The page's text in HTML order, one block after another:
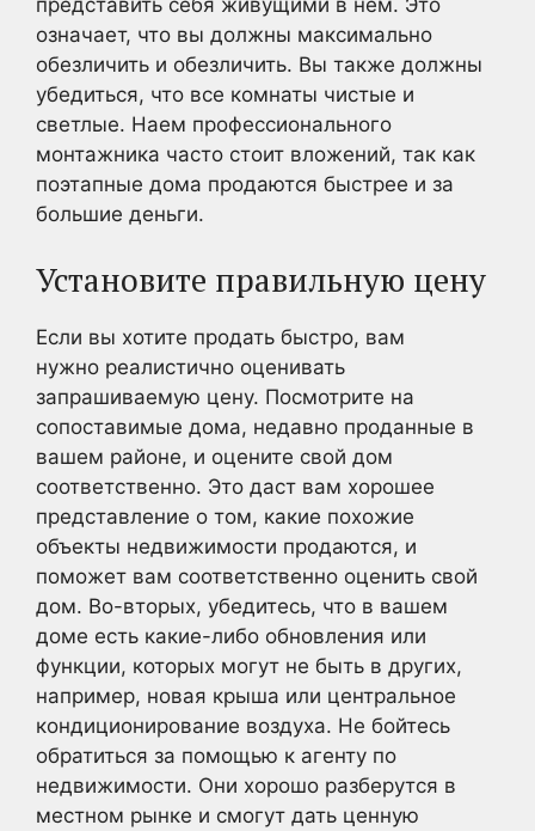
представить себя живущими в нем. Это
означает, что вы должны максимально
обезличить и обезличить. Вы также должны
убедиться, что все комнаты чистые и
светлые. Наем профессионального
монтажника часто стоит вложений, так как
поэтапные дома продаются быстрее и за
большие деньги.
Установите правильную цену
Если вы хотите продать быстро, вам
нужно реалистично оценивать
запрашиваемую цену. Посмотрите на
сопоставимые дома, недавно проданные в
вашем районе, и оцените свой дом
соответственно. Это даст вам хорошее
представление о том, какие похожие
объекты недвижимости продаются, и
поможет вам соответственно оценить свой
дом. Во-вторых, убедитесь, что в вашем
доме есть какие-либо обновления или
функции, которых могут не быть в других,
например, новая крыша или центральное
кондиционирование воздуха. Не бойтесь
обратиться за помощью к агенту по
недвижимости. Они хорошо разберутся в
местном рынке и смогут дать ценную